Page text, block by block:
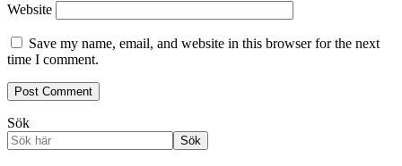
Website
Save my name, email, and website in this browser for the next
time I comment.
Sök
Sök